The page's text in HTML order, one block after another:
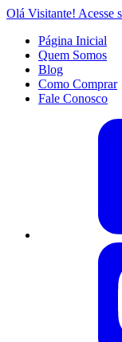
Olá Visitante! Acesse
Página Inicial
Quem Somos
Blog
Como Comprar
Fale Conosco